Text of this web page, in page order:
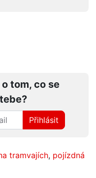
tom, co se
Přihlásit
tramvajích, pojízdná